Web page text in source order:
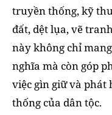
truyền thống, kỹ
đất, dệt lụa, vẽ
này không chỉ
nghĩa mà còn góp
việc gìn giữ và
thống của dân tộc.